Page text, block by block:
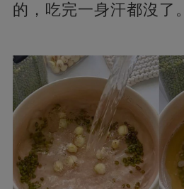
的，吃完一身汗都沒了。